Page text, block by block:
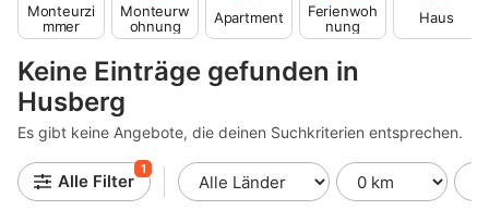
Keine Einträge gefunden in
Husberg
Es gibt keine Angebote, die deinen Suchkriterien entsprechen.
Monteurzi
mmer
Monteurw
ohnung
Apartment
Ferienwoh
nung
Haus
Alle Filter
1